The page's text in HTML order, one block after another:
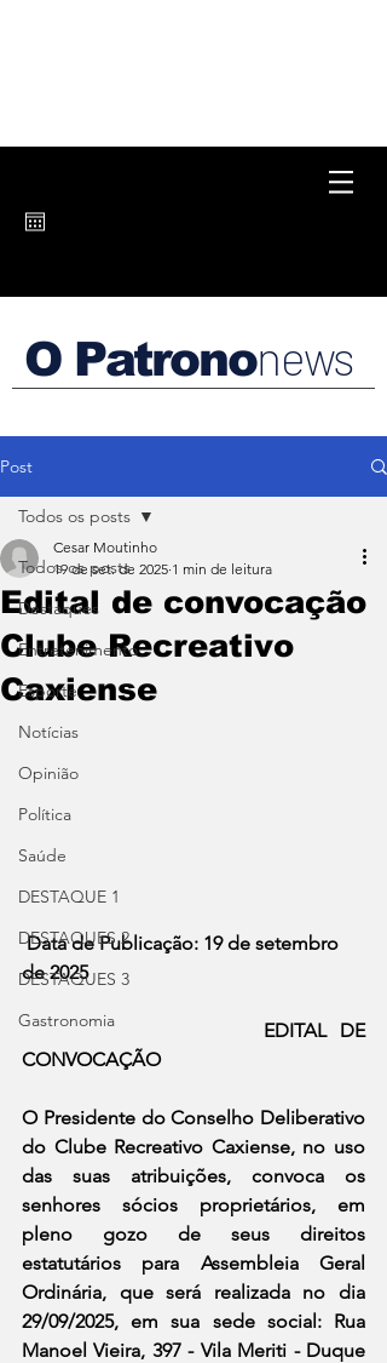
O Patrononews
Post
Todos os posts
Destaques
Entretenimento
Esporte
Notícias
Opinião
Política
Saúde
DESTAQUE 1
DESTAQUES 2
DESTAQUES 3
Gastronomia
Todos os posts
Edital de convocação
Clube Recreativo
Caxiense
Cesar Moutinho
19 de set. de 2025 1 min de leitura
Data de Publicação: 19 de setembro
de 2025
EDITAL DE
CONVOCAÇÃO
O Presidente do Conselho Deliberativo
do Clube Recreativo Caxiense, no uso
das suas atribuições, convoca os
senhores sócios proprietários, em
pleno gozo de seus direitos
estatutários para Assembleia Geral
Ordinária, que será realizada no dia
29/09/2025, em sua sede social: Rua
Manoel Vieira, 397 - Vila Meriti - Duque